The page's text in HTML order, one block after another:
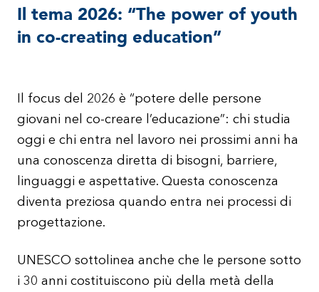
Il tema 2026: “The power of youth
in co-creating education”
Il focus del 2026 è “potere delle persone
giovani nel co-creare l’educazione”: chi studia
oggi e chi entra nel lavoro nei prossimi anni ha
una conoscenza diretta di bisogni, barriere,
linguaggi e aspettative. Questa conoscenza
diventa preziosa quando entra nei processi di
progettazione.
UNESCO sottolinea anche che le persone sotto
i 30 anni costituiscono più della metà della